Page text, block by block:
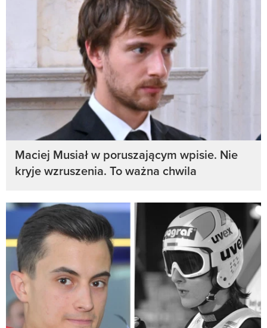
Maciej Musiał w poruszającym wpisie. Nie
kryje wzruszenia. To ważna chwila